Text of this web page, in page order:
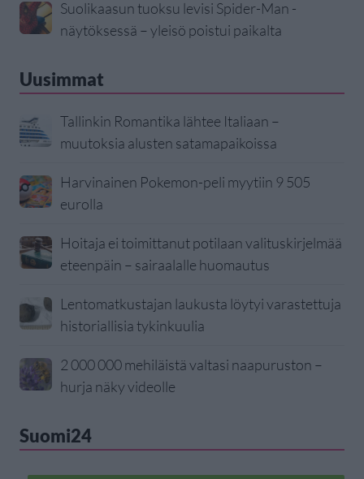
Suolikaasun tuoksu levisi Spider-Man -
näytöksessä – yleisö poistui paikalta
Uusimmat
Tallinkin Romantika lähtee Italiaan –
muutoksia alusten satamapaikoissa
Harvinainen Pokemon-peli myytiin 9 505
eurolla
Hoitaja ei toimittanut potilaan valituskirjelmää
eteenpäin – sairaalalle huomautus
Lentomatkustajan laukusta löytyi varastettuja
historiallisia tykinkuulia
2 000 000 mehiläistä valtasi naapuruston –
hurja näky videolle
Suomi24